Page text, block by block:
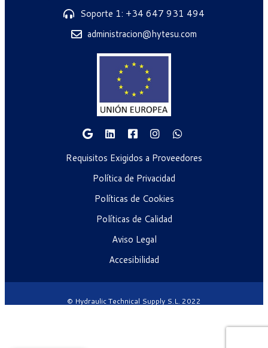
Soporte 1: +34 647 931 494
administracion@hytesu.com
Requisitos Exigidos a Proveedores
Política de Privacidad
Políticas de Cookies
Políticas de Calidad
Aviso Legal
Accesibilidad
© Hydraulic Technical Supply S.L. 2022